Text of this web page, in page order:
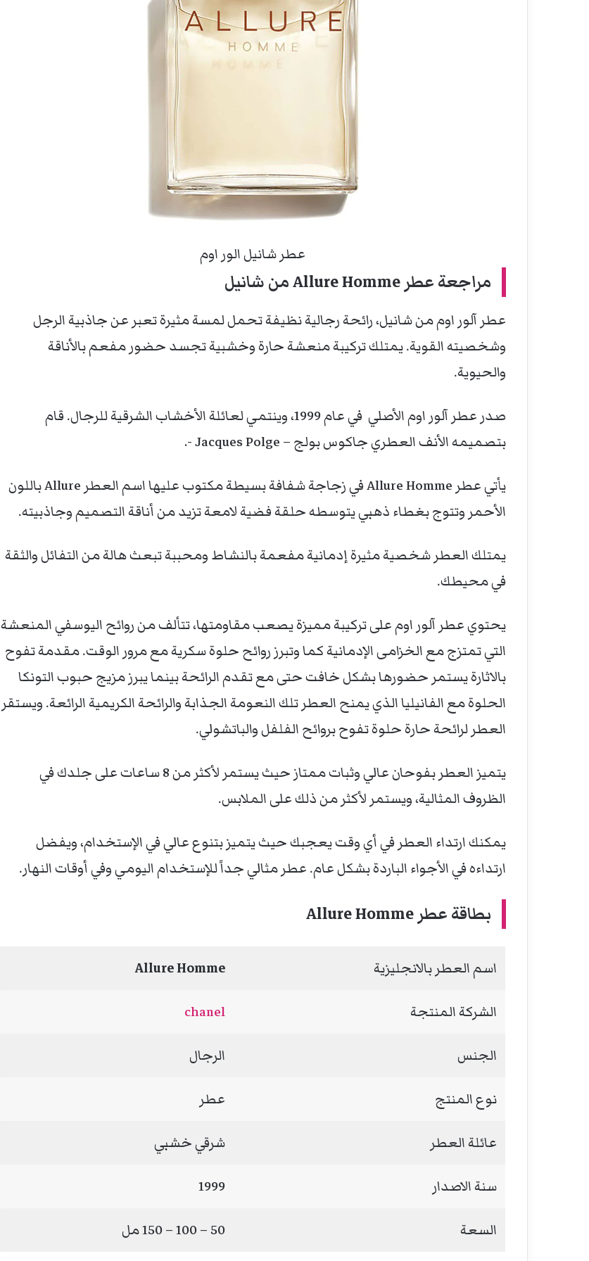
عطر شانيل الور اوم
مراجعة عطر Allure Homme من شانيل
عطر آلور اوم من شانيل، رائحة رجالية نظيفة تحمل لمسة مثيرة تعبر عن جاذبية الرجل
وشخصيته القوية. يمتلك تركيبة منعشة حارة وخشبية تجسد حضور مفعم بالأناقة
والحيوية.
صدر عطر آلور اوم الأصلي في عام 1999، وينتمي لعائلة الأخشاب الشرقية للرجال. قام
بتصميمه الأنف العطري جاكوس بولج – Jacques Polge -.
يأتي عطر Allure Homme في زجاجة شفافة بسيطة مكتوب عليها اسم العطر Allure باللون
الأحمر وتتوج بغطاء ذهبي يتوسطه حلقة فضية لامعة تزيد من أناقة التصميم وجاذبيته.
يمتلك العطر شخصية مثيرة إدمانية مفعمة بالنشاط ومحببة تبعث هالة من التفائل والثقة
في محيطك.
يحتوي عطر آلور اوم على تركيبة مميزة يصعب مقاومتها، تتألف من روائح اليوسفي المنعشة
التي تمتزج مع الخزامى الإدمانية كما وتبرز روائح حلوة سكرية مع مرور الوقت. مقدمة تفوح
بالاثارة يستمر حضورها بشكل خافت حتى مع تقدم الرائحة بينما يبرز مزيج حبوب التونكا
الحلوة مع الفانيليا الذي يمنح العطر تلك النعومة الجذابة والرائحة الكريمية الرائعة. ويستقر
العطر لرائحة حارة حلوة تفوح بروائح الفلفل والباتشولي.
يتميز العطر بفوحان عالي وثبات ممتاز حيث يستمر لأكثر من 8 ساعات على جلدك في
الظروف المثالية، ويستمر لأكثر من ذلك على الملابس.
يمكنك ارتداء العطر في أي وقت يعجبك حيث يتميز بتنوع عالي في الإستخدام، ويفضل
ارتداءه في الأجواء الباردة بشكل عام. عطر مثالي جداً للإستخدام اليومي وفي أوقات النهار.
بطاقة عطرAllure Homme
اسم العطر بالانجليزية Allure Homme
الشركة المنتجة chanel
الجنس الرجال
نوع المنتج عطر
عائلة العطر شرقي خشبي
سنة الاصدار 1999
السعة 50 – 100 – 150 مل